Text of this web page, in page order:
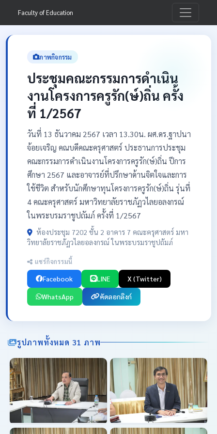
Faculty of Education
ภาพกิจกรรม
ประชุมคณะกรรมการดำเนิน
งานโครงการครูรัก(ษ์)ถิ่น ครั้ง
ที่ 1/2567
วันที่ 13 ธันวาคม 2567 เวลา 13.30น. ผศ.ดร.ฐาปนา
จ้อยเจริญ คณบดีคณะครุศาสตร์ ประธานการประชุม
คณะกรรมการดำเนินงานโครงการครูรัก(ษ์)ถิ่น ปีการ
ศึกษา 2567 และอาจารย์ที่ปรึกษาด้านจิตใจและการ
ใช้ชีวิต สำหรับนักศึกษาทุนโครงการครูรัก(ษ์)ถิ่น รุ่นที่
4 คณะครุศาสตร์ มหาวิทยาลัยราชภัฏวไลยอลงกรณ์
ในพระบรมราชูปถัมภ์ ครั้งที่ 1/2567
ห้องประชุม 7202 ชั้น 2 อาคาร 7 คณะครุศาสตร์ มหา
วิทยาลัยราชภัฏวไลยอลงกรณ์ ในพระบรมราชูปถัมภ์
แชร์กิจกรรมนี้
Facebook LINE X (Twitter)
WhatsApp คัดลอกลิงก์
รูปภาพทั้งหมด 31 ภาพ